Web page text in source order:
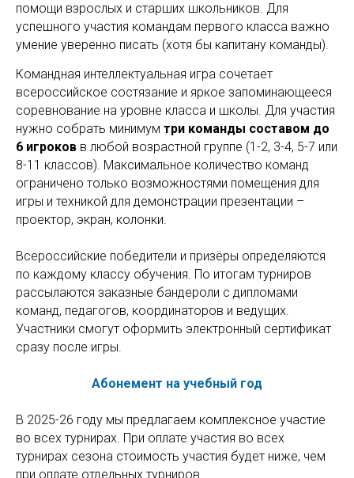
помощи взрослых и старших школьников. Для
успешного участия командам первого класса важно
умение уверенно писать (хотя бы капитану команды).
Командная интеллектуальная игра сочетает
всероссийское состязание и яркое запоминающееся
соревнование на уровне класса и школы. Для участия
нужно собрать минимум три команды составом до
6 игроков в любой возрастной группе (1-2, 3-4, 5-7 или
8-11 классов). Максимальное количество команд
ограничено только возможностями помещения для
игры и техникой для демонстрации презентации –
проектор, экран, колонки.
Всероссийские победители и призёры определяются
по каждому классу обучения. По итогам турниров
рассылаются заказные бандероли с дипломами
команд, педагогов, координаторов и ведущих.
Участники смогут оформить электронный сертификат
сразу после игры.
Абонемент на учебный год
В 2025-26 году мы предлагаем комплексное участие
во всех турнирах. При оплате участия во всех
турнирах сезона стоимость участия будет ниже, чем
при оплате отдельных турниров.